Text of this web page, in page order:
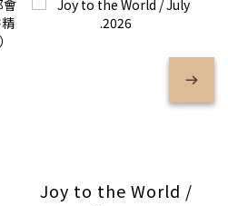
Joy to the World /